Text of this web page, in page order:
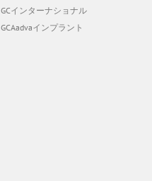
GCインターナショナル
GCAadvaインプラント